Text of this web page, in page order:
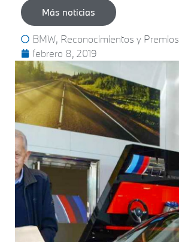
Más noticias
BMW, Reconocimientos y Premios
febrero 8, 2019